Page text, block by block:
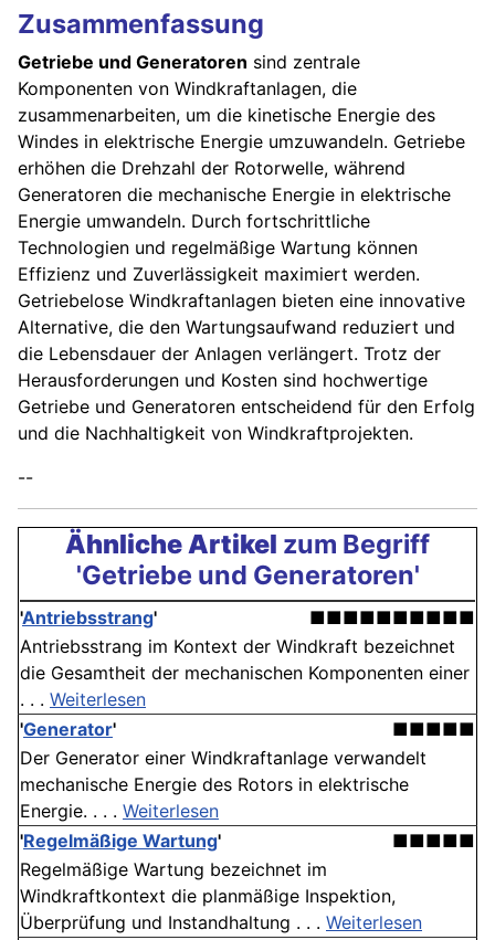
Zusammenfassung
Getriebe und Generatoren sind zentrale
Komponenten von Windkraftanlagen, die
zusammenarbeiten, um die kinetische Energie des
Windes in elektrische Energie umzuwandeln. Getriebe
erhöhen die Drehzahl der Rotorwelle, während
Generatoren die mechanische Energie in elektrische
Energie umwandeln. Durch fortschrittliche
Technologien und regelmäßige Wartung können
Effizienz und Zuverlässigkeit maximiert werden.
Getriebelose Windkraftanlagen bieten eine innovative
Alternative, die den Wartungsaufwand reduziert und
die Lebensdauer der Anlagen verlängert. Trotz der
Herausforderungen und Kosten sind hochwertige
Getriebe und Generatoren entscheidend für den Erfolg
und die Nachhaltigkeit von Windkraftprojekten.
--
Ähnliche Artikel zum Begriff
'Getriebe und Generatoren'
'Antriebsstrang'
■■■■■■■■■■
Antriebsstrang im Kontext der Windkraft bezeichnet
die Gesamtheit der mechanischen Komponenten einer
. . . Weiterlesen
'Generator'
■■■■■
Der Generator einer Windkraftanlage verwandelt
mechanische Energie des Rotors in elektrische
Energie. . . . Weiterlesen
'Regelmäßige Wartung'
■■■■■
Regelmäßige Wartung bezeichnet im
Windkraftkontext die planmäßige Inspektion,
Überprüfung und Instandhaltung . . . Weiterlesen